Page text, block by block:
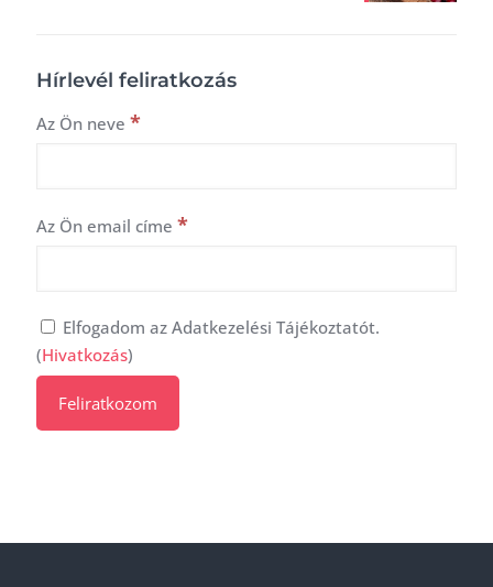
Hírlevél feliratkozás
Az Ön neve *
Az Ön email címe *
Elfogadom az Adatkezelési Tájékoztatót.
(Hivatkozás)